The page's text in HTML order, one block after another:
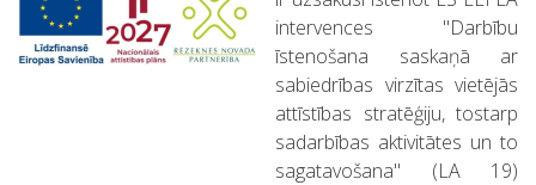
intervences "Darbību
īstenošana saskaņā ar
sabiedrības virzītas vietējās
attīstības stratēģiju, tostarp
sadarbības aktivitātes un to
sagatavošana" (LA 19)